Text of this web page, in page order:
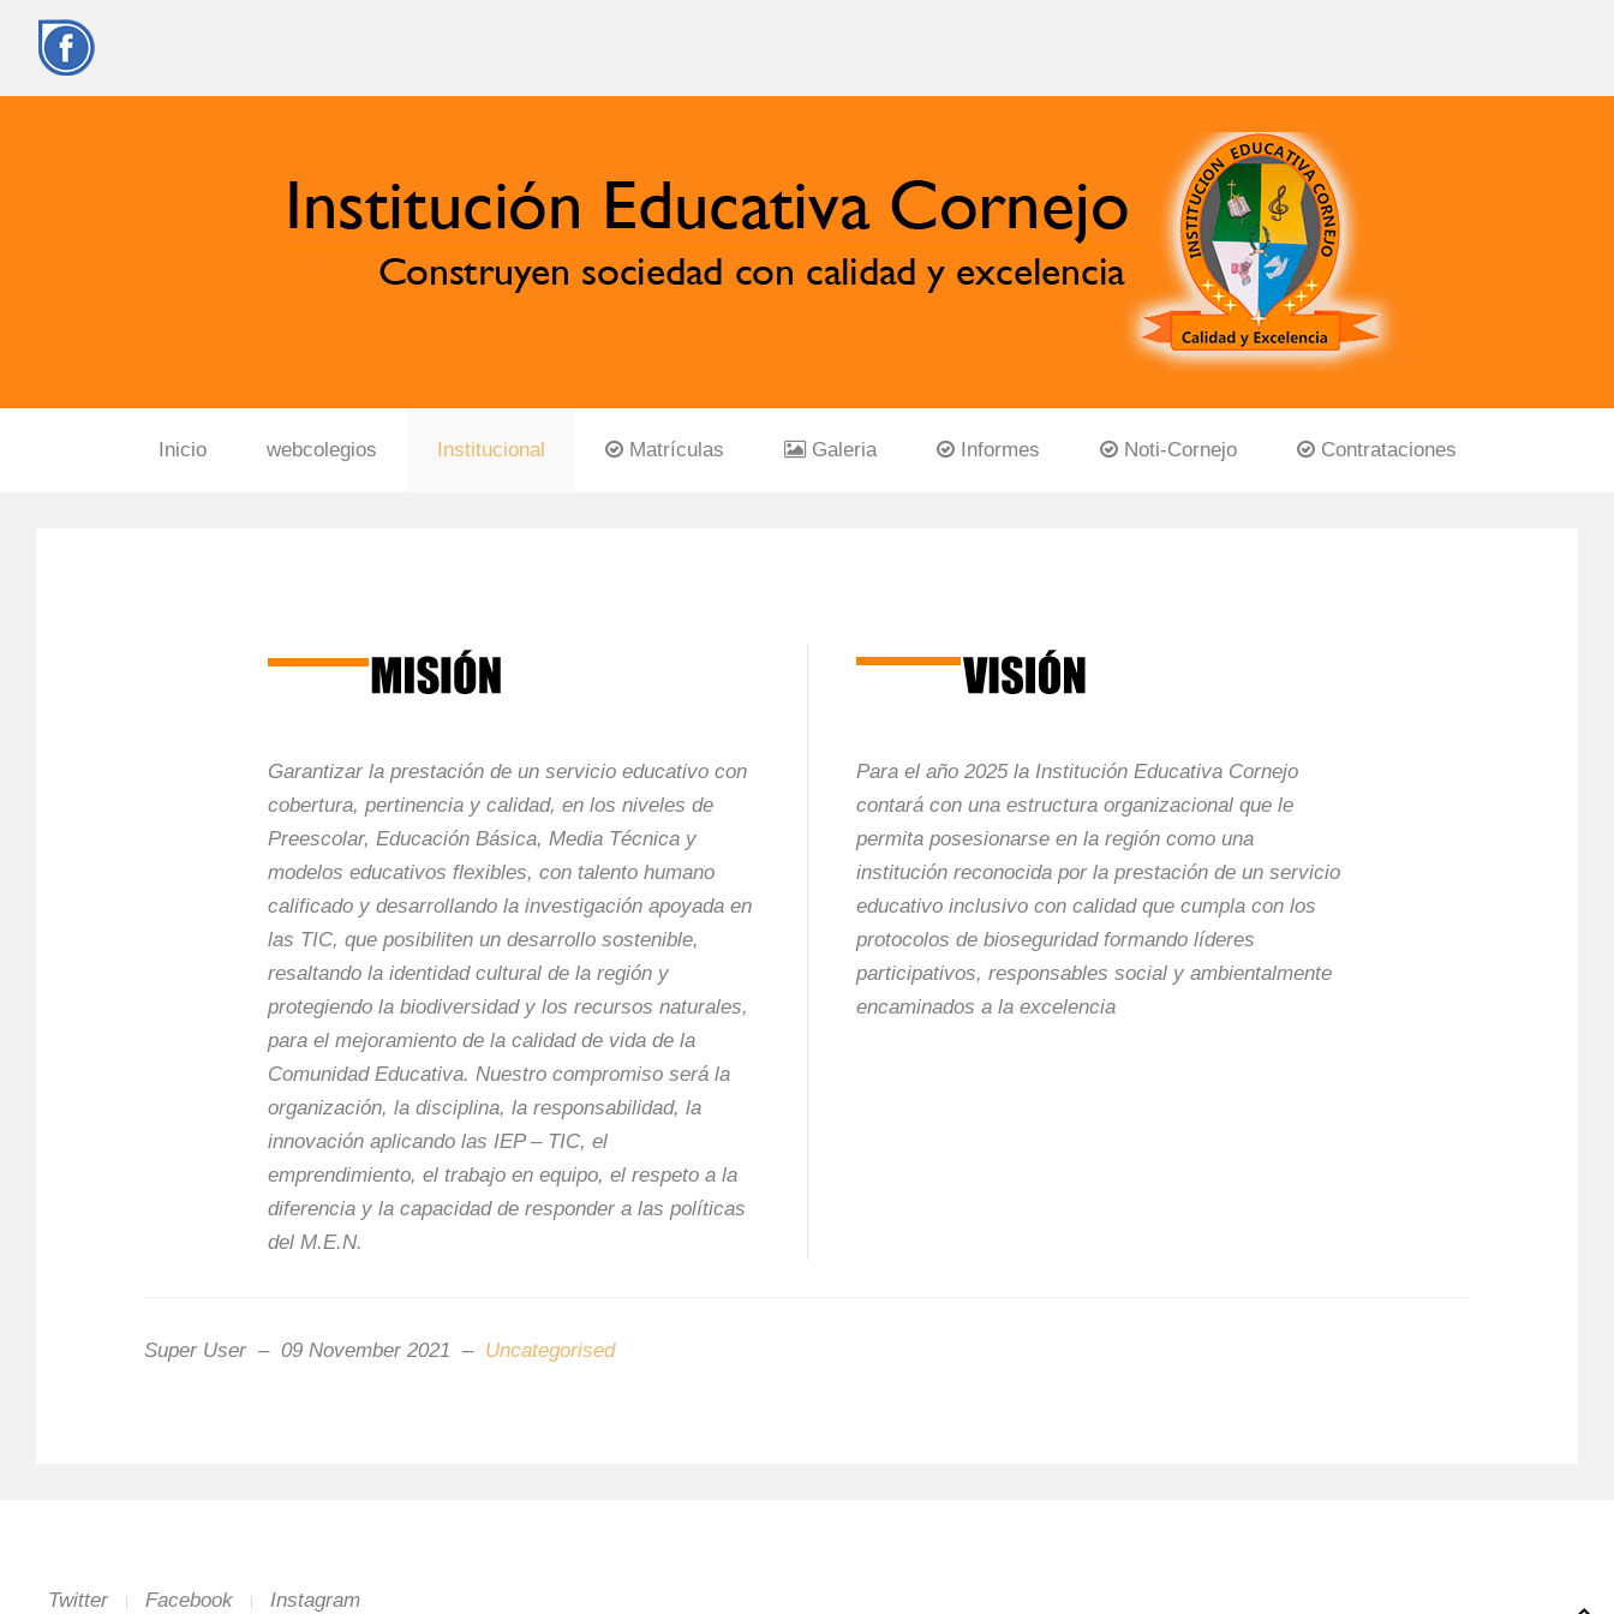
Inicio webcolegios Institucional Matrículas Galeria Informes Noti-Cornejo Contrataciones
Garantizar la prestación de un servicio educativo con
cobertura, pertinencia y calidad, en los niveles de
Preescolar, Educación Básica, Media Técnica y
modelos educativos flexibles, con talento humano
calificado y desarrollando la investigación apoyada en
las TIC, que posibiliten un desarrollo sostenible,
resaltando la identidad cultural de la región y
protegiendo la biodiversidad y los recursos naturales,
para el mejoramiento de la calidad de vida de la
Comunidad Educativa. Nuestro compromiso será la
organización, la disciplina, la responsabilidad, la
innovación aplicando las IEP – TIC, el
emprendimiento, el trabajo en equipo, el respeto a la
diferencia y la capacidad de responder a las políticas
del M.E.N.
Para el año 2025 la Institución Educativa Cornejo
contará con una estructura organizacional que le
permita posesionarse en la región como una
institución reconocida por la prestación de un servicio
educativo inclusivo con calidad que cumpla con los
protocolos de bioseguridad formando líderes
participativos, responsables social y ambientalmente
encaminados a la excelencia
Super User 09 November 2021 Uncategorised
Twitter Facebook Instagram